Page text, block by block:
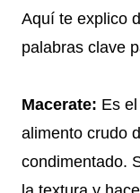
Aquí te explico
palabras clave
Macerate: Es
alimento crudo
condimentado.